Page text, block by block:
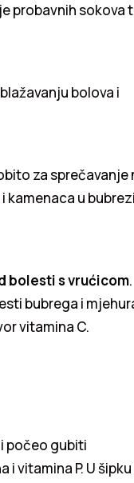
probavnih sokova
bolova i
za sprečavanje
u
bolesti s vrućicom.
bubrega i
vitamina C.
počeo gubiti
vitamina P. U šipku